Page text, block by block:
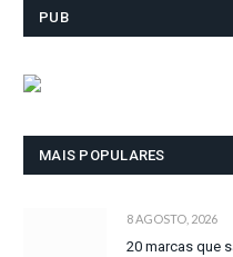
PUB
MAIS POPULARES
8 AGOSTO, 2026
20 marcas que